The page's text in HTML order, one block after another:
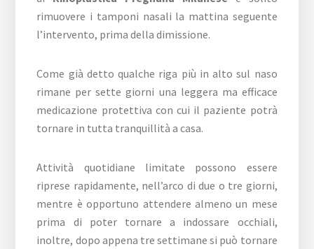
rimuovere i tamponi nasali la mattina seguente
l’intervento, prima della dimissione.
Come già detto qualche riga più in alto sul naso
rimane per sette giorni una leggera ma efficace
medicazione protettiva con cui il paziente potrà
tornare in tutta tranquillità a casa.
Attività quotidiane limitate possono essere
riprese rapidamente, nell’arco di due o tre giorni,
mentre è opportuno attendere almeno un mese
prima di poter tornare a indossare occhiali,
inoltre, dopo appena tre settimane si può tornare